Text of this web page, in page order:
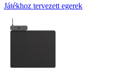
Játékhoz tervezett egerek